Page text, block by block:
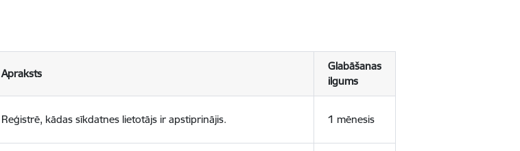
Apraksts
Glabāšanas
ilgums
Reģistrē, kādas sīkdatnes lietotājs ir apstiprinājis. 1 mēnesis